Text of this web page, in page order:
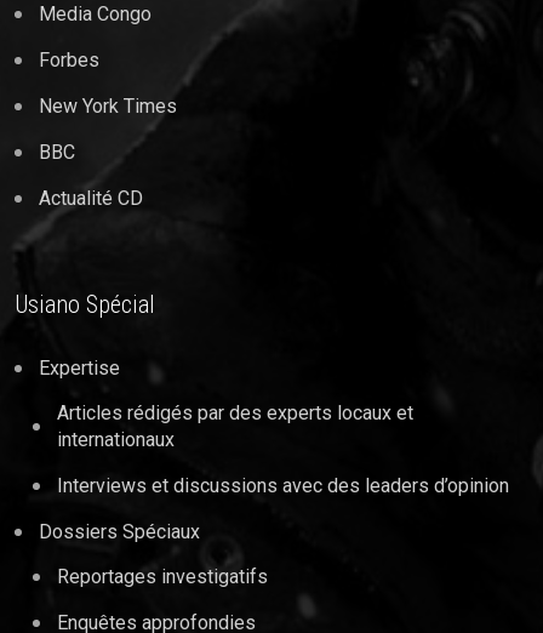
Media Congo
Forbes
New York Times
BBC
Actualité CD
Usiano Spécial
Expertise
Articles rédigés par des experts locaux et
internationaux
Interviews et discussions avec des leaders d’opinion
Dossiers Spéciaux
Reportages investigatifs
Enquêtes approfondies